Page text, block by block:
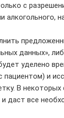
с
данных»,
уделено
и
В
даст все